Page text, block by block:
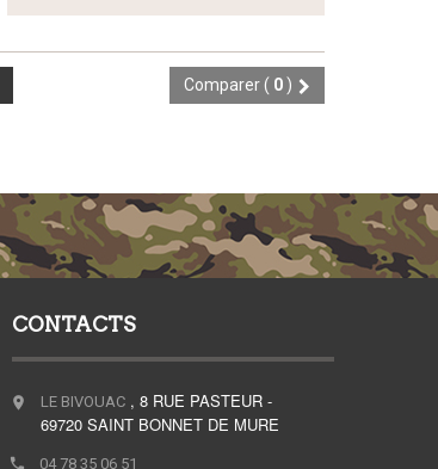
Comparer ( 0 )
CONTACTS
LE BIVOUAC , 8 RUE PASTEUR -
69720 SAINT BONNET DE MURE
04 78 35 06 51